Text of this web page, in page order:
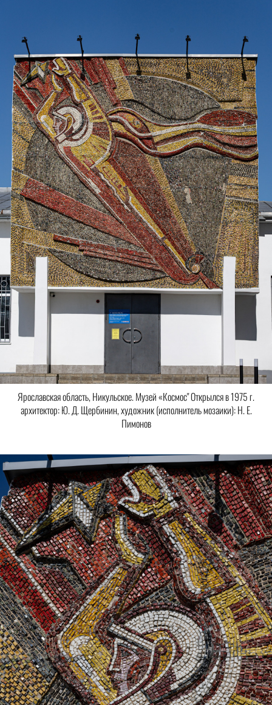
Ярославская область, Никульское. Музей «Космос" Открылся в 1975 г.
архитектор: Ю. Д. Щербинин, художник (исполнитель мозаики): Н. Е.
Пимонов